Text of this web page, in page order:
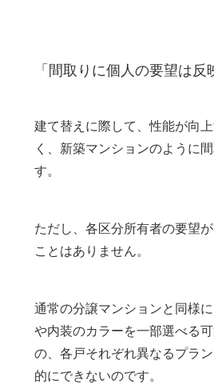
「間取りに個人の要望は反
建て替えに際して、性能が向
く、新築マンションのように
す。
ただし、各区分所有者の要望
ことはありません。
通常の分譲マンションと同様
や内装のカラーを一部選べる
の、各戸それぞれ異なるプラ
的にできないのです。